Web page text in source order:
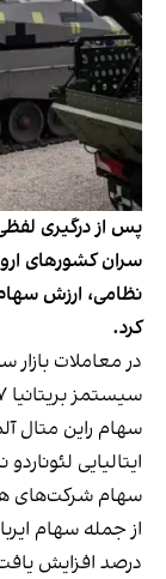
پس از درگیری
سران کشورهای
کرد.
ایتالیایی لئوناردو نیز ۱۰ درصد
سهام شرکت‌های
از جمله سهام
درصد افزایش